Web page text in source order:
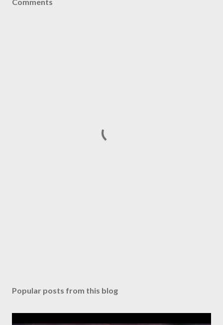
Popular posts from this blog